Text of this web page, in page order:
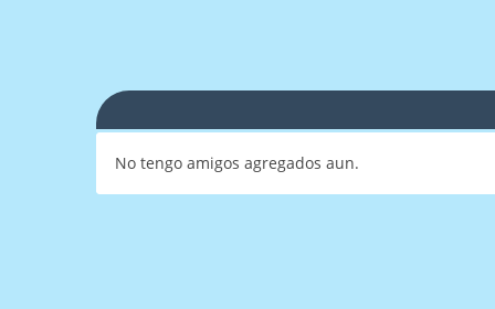
No tengo amigos agregados aun.